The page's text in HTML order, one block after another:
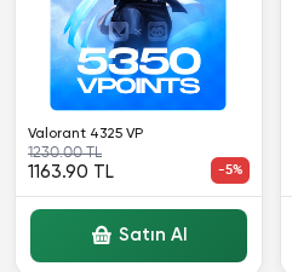
Valorant 4325 VP
1230.00 TL
1163.90 TL -5%
Satın Al